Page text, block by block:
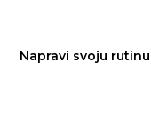
Napravi svoju rutinu